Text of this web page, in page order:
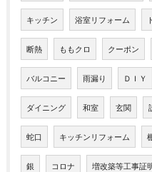
キッチン 浴室リフォーム
断熱 ももクロ クーポン
バルコニー 雨漏り ＤＩＹ
ダイニング 和室 玄関
蛇口 キッチンリフォーム
銀 コロナ 増改築等工事証